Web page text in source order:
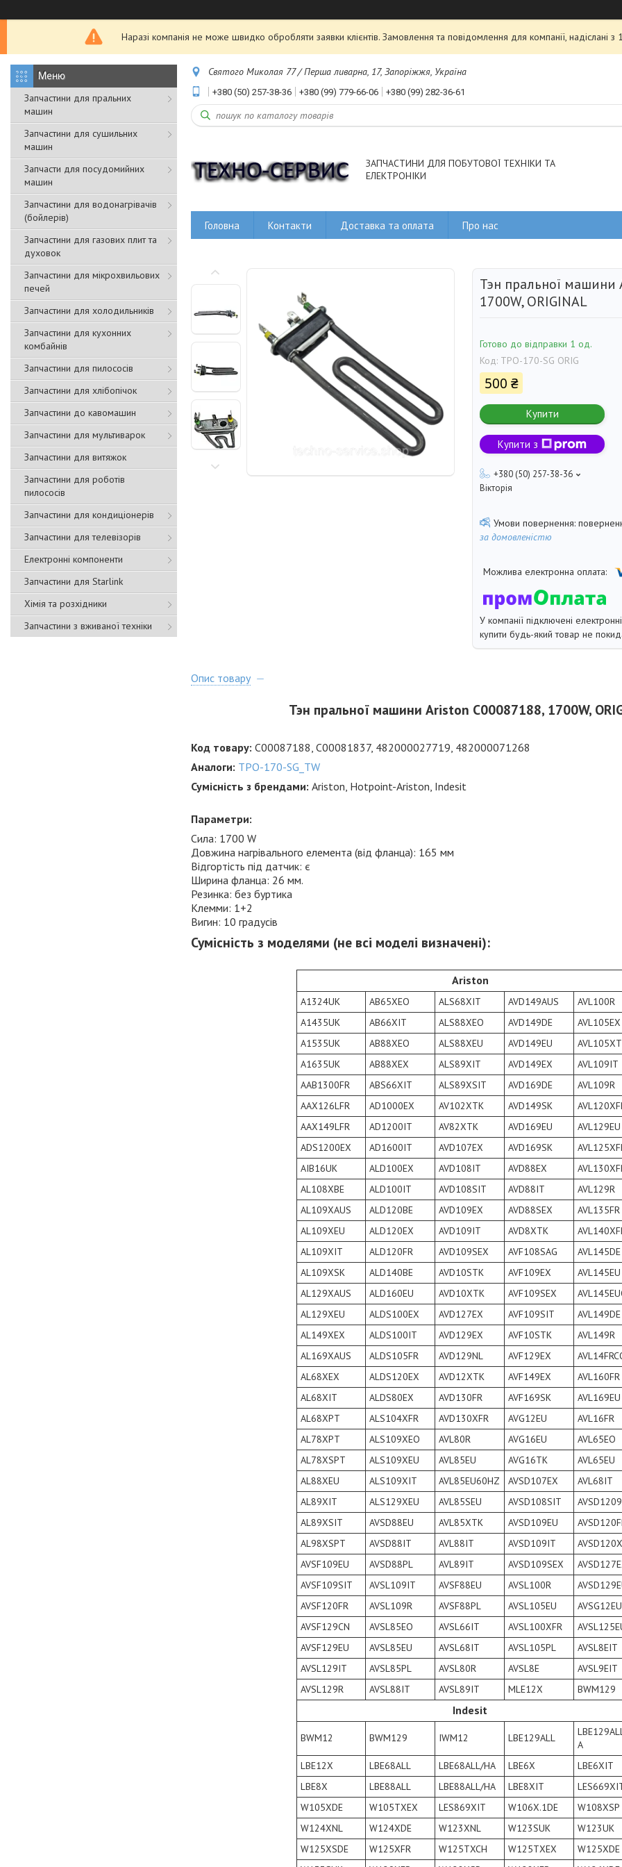
Наразі компанія не може швидко обробляти заявки клієнтів. Замовлення та повідомлення для компанії,
Запчастини для пральних
машин
Запчастини для сушильних
машин
Запчасти для посудомийних
машин
Запчастини для водонагрівачів
(бойлерів)
Запчастини для газових плит та
духовок
Запчастини для мікрохвильових
печей
Запчастини для холодильників
Запчастини для кухонних
комбайнів
Запчастини для пилососів
Запчастини для хлібопічок
Запчастини до кавомашин
Запчастини для мультиварок
Запчастини для витяжок
Запчастини для роботів
пилососів
Запчастини для кондиціонерів
Запчастини для телевізорів
Електронні компоненти
Запчастини для Starlink
Хімія та розхідники
Запчастини з вживаної техніки
Святого Миколая 77 / Перша ливарна, 17, Запоріжжя, Україна
+380 (50) 257-38-36 +380 (99) 779-66-06 +380 (99) 282-36-61
ЗАПЧАСТИНИ ДЛЯ ПОБУТОВОЇ ТЕХНІКИ ТА
ЕЛЕКТРОНІКИ
Головна Контакти Доставка та оплата Про нас
Тэн пральної машини
1700W, ORIGINAL
Готово до відправки 1 од.
Код: TPO-170-SG ORIG
500 ₴
Купити
Купити з
+380 (50) 257-38-36
Вікторія
за домовленістю
У компанії підключені
купити будь-який товар не
Опис товару
Тэн пральної машини Ariston C00087188, 1700W,
Код товару: C00087188, C00081837, 482000027719, 482000071268
Аналоги: TPO-170-SG_TW
Сумісність з брендами: Ariston, Hotpoint-Ariston, Indesit
Параметри:
Сила: 1700 W
Довжина нагрівального елемента (від фланца): 165 мм
Відгортість під датчик: є
Ширина фланца: 26 мм.
Резинка: без буртика
Клемми: 1+2
Вигин: 10 градусів
Сумісність з моделями (не всі моделі визначені):
Ariston
A1324UK AB65XEO ALS68XIT AVD149AUS
AVL100R
A1435UK
AB66XIT ALS88XEO AVD149DE
AVL105EX
A1535UK
AB88XEO ALS88XEU AVD149EU
A1635UK
AB88XEX ALS89XIT AVD149EX
AVL109IT
AAB1300FR
ABS66XIT ALS89XSIT AVD169DE
AVL109R
AAX126LFR
AD1000EX AV102XTK AVD149SK
AAX149LFR
AD1200IT AV82XTK AVD169EU
AVL129EU
ADS1200EX
AD1600IT AVD107EX AVD169SK
AIB16UK
ALD100EX AVD108IT AVD88EX
AL108XBE
ALD100IT AVD108SIT AVD88IT
AVL129R
AL109XAUS
ALD120BE AVD109EX AVD88SEX
AVL135FR
AL109XEU
ALD120EX AVD109IT AVD8XTK
AL109XIT
ALD120FR AVD109SEX AVF108SAG
AVL145DE
AL109XSK
ALD140BE AVD10STK AVF109EX
AVL145EU
AL129XAUS
ALD160EU AVD10XTK AVF109SEX
AL129XEU
ALDS100EX AVD127EX AVF109SIT
AVL149DE
AL149XEX
ALDS100IT AVD129EX AVF10STK
AVL149R
AL169XAUS
ALDS105FR AVD129NL AVF129EX
AL68XEX
ALDS120EX AVD12XTK AVF149EX
AVL160FR
AL68XIT
ALDS80EX AVD130FR AVF169SK
AVL169EU
AL68XPT
ALS104XFR AVD130XFR AVG12EU
AVL16FR
AL78XPT
ALS109XEO AVL80R AVG16EU
AVL65EO
AL78XSPT
ALS109XEU AVL85EU AVG16TK
AVL65EU
AL88XEU
ALS109XIT AVL85EU60HZ AVSD107EX
AVL68IT
AL89XIT
ALS129XEU AVL85SEU AVSD108SIT
AL89XSIT
AVSD88EU AVL85XTK AVSD109EU
AL98XSPT
AVSD88IT AVL88IT AVSD109IT
AVSF109EU
AVSD88PL AVL89IT AVSD109SEX
AVSF109SIT
AVSL109IT AVSF88EU AVSL100R
AVSF120FR
AVSL109R AVSF88PL AVSL105EU
AVSG12EU
AVSF129CN
AVSL85EO AVSL66IT AVSL100XFR
AVSF129EU
AVSL85EU AVSL68IT AVSL105PL
AVSL8EIT
AVSL129IT
AVSL85PL AVSL80R AVSL8E
AVSL9EIT
AVSL129R
AVSL88IT AVSL89IT MLE12X BWM129
Indesit
BWM12 BWM129 IWM12 LBE129ALL
A
LBE12X
LBE68ALL LBE68ALL/HA LBE6X
LBE6XIT
LBE8X
LBE88ALL LBE88ALL/HA LBE8XIT
W105XDE
W105TXEX LES869XIT W106X.1DE
W108XSP
W124XNL
W124XDE W123XNL W123SUK
W123UK
W125XSDE
W125XFR W125TXCH W125TXEX
W125XDE